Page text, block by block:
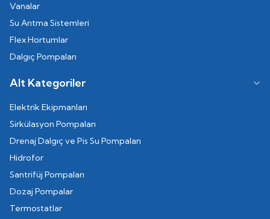
Vanalar
Su Arıtma Sistemleri
Flex Hortumlar
Dalgıç Pompaları
Alt Kategoriler
Elektrik Ekipmanları
Sirkülasyon Pompaları
Drenaj Dalgıç ve Pis Su Pompaları
Hidrofor
Santrifüj Pompaları
Dozaj Pompalar
Termostatlar